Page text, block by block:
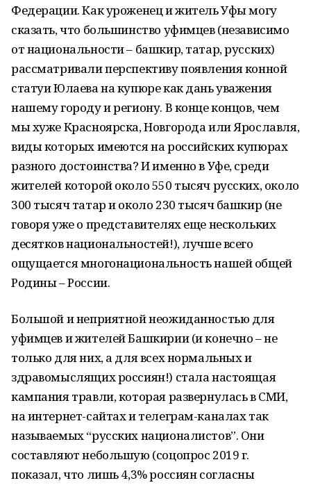
Федерации. Как уроженец и житель Уфы могу
сказать, что большинство уфимцев (независимо
от национальности – башкир, татар, русских)
рассматривали перспективу появления конной
статуи Юлаева на купюре как дань уважения
нашему городу и региону. В конце концов, чем
мы хуже Красноярска, Новгорода или Ярославля,
виды которых имеются на российских купюрах
разного достоинства? И именно в Уфе, среди
жителей которой около 550 тысяч русских, около
300 тысяч татар и около 230 тысяч башкир (не
говоря уже о представителях еще нескольких
десятков национальностей!), лучше всего
ощущается многонациональность нашей общей
Родины – России.
Большой и неприятной неожиданностью для
уфимцев и жителей Башкирии (и конечно – не
только для них, а для всех нормальных и
здравомыслящих россиян!) стала настоящая
кампания травли, которая развернулась в СМИ,
на интернет-сайтах и телеграм-каналах так
называемых “русских националистов”. Они
составляют небольшую (соцопрос 2019 г.
показал, что лишь 4,3% россиян согласны